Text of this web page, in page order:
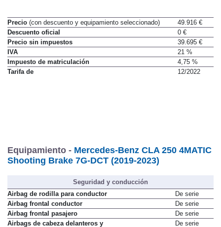
Precio(con descuento y equipamiento seleccionado)
49.916 €
Descuento oficial
0 €
Precio sin impuestos
39.695 €
IVA
21 %
Impuesto de matriculación
4,75 %
Equipamiento - Mercedes-Benz CLA 250 4MATIC
Shooting Brake 7G-DCT (2019-2023)
Seguridad y conducción
Airbag de rodilla para conductor
De serie
Airbag frontal conductor
De serie
Airbag frontal pasajero
De serie